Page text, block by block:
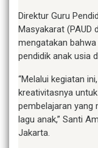
Direktur Guru
Masyakarat (PAUD
mengatakan
pendidik anak usia
“Melalui kegiatan
kreativitasnya
pembelajaran yang
lagu anak,” Santi
Jakarta.